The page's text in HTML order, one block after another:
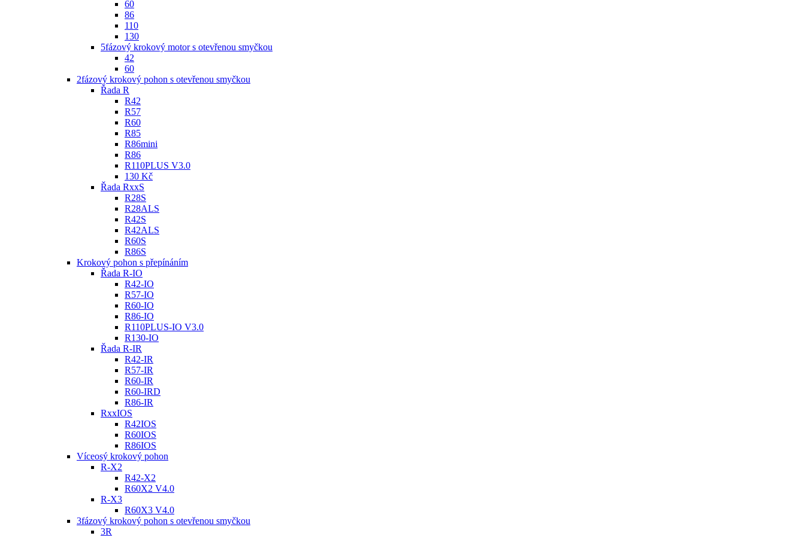
60
86
110
130
5fázový krokový motor s otevřenou smyčkou
42
60
2fázový krokový pohon s otevřenou smyčkou
Řada R
R42
R57
R60
R85
R86mini
R86
R110PLUS V3.0
130 Kč
Řada RxxS
R28S
R28ALS
R42S
R42ALS
R60S
R86S
Krokový pohon s přepínáním
Řada R-IO
R42-IO
R57-IO
R60-IO
R86-IO
R110PLUS-IO V3.0
R130-IO
Řada R-IR
R42-IR
R57-IR
R60-IR
R60-IRD
R86-IR
RxxIOS
R42IOS
R60IOS
R86IOS
Víceosý krokový pohon
R-X2
R42-X2
R60X2 V4.0
R-X3
R60X3 V4.0
3fázový krokový pohon s otevřenou smyčkou
3R